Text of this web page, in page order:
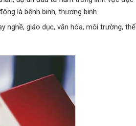
là bệnh binh, thương binh
nghề, giáo dục, văn hóa, môi trường, thể